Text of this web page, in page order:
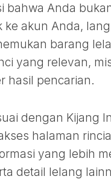
bahwa Anda
akun Anda,
barang
yang relevan,
hasil pencarian.
dengan Kijang
halaman
yang lebih
detail lelang